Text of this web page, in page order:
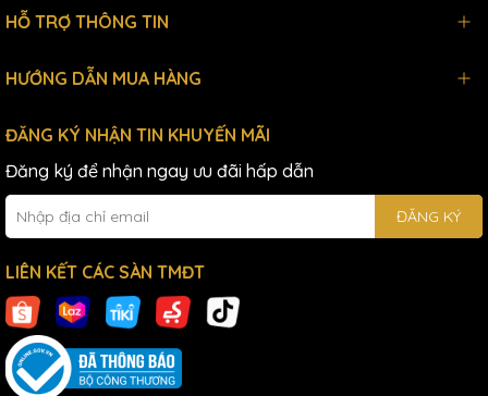
HỖ TRỢ THÔNG TIN
HƯỚNG DẪN MUA HÀNG
ĐĂNG KÝ NHẬN TIN KHUYẾN MÃI
Đăng ký để nhận ngay ưu đãi hấp dẫn
ĐĂNG KÝ
LIÊN KẾT CÁC SÀN TMĐT